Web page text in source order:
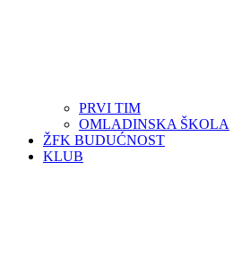
PRVI TIM
OMLADINSKA ŠKOLA
ŽFK BUDUĆNOST
KLUB